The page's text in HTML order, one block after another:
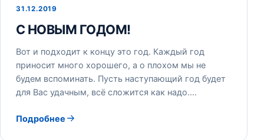
31.12.2019
С НОВЫМ ГОДОМ!
Вот и подходит к концу это год. Каждый год
приносит много хорошего, а о плохом мы не
будем вспоминать. Пусть наступающий год будет
для Вас удачным, всё сложится как надо.…
Подробнее